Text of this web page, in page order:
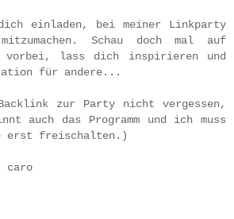
einladen, bei meiner Linkparty
Schau doch mal auf
vorbei, lass dich inspirieren und
für andere...
zur Party nicht vergessen,
auch das Programm und ich muss
erst freischalten.)
caro